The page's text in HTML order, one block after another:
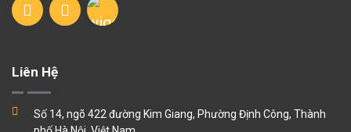
Liên Hệ
Số 14, ngõ 422 đường Kim Giang, Phường Định Công, Thành